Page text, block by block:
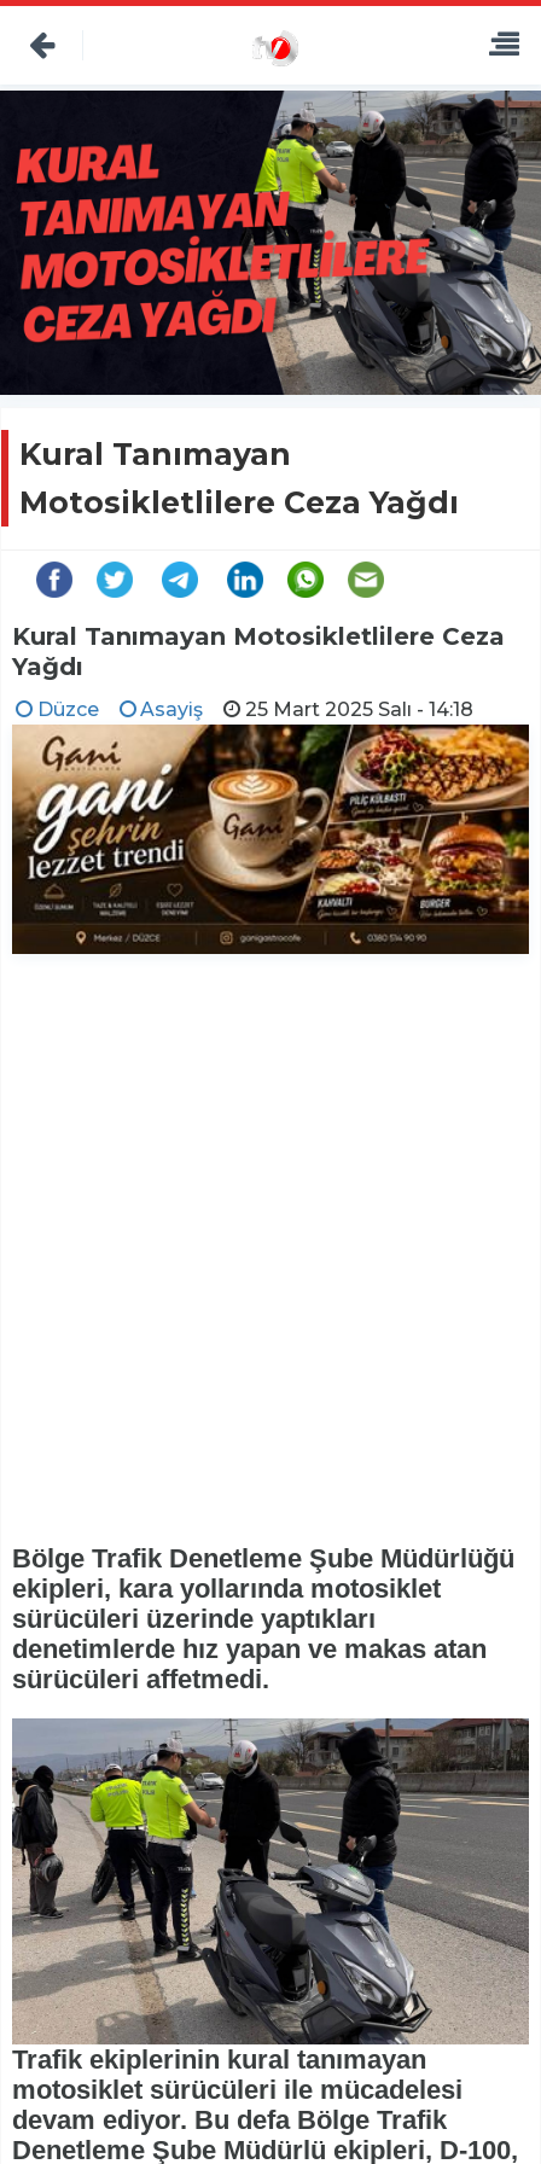
Kural Tanımayan
Motosikletlilere Ceza Yağdı
Kural Tanımayan Motosikletlilere Ceza
Yağdı
Düzce Asayiş 25 Mart 2025 Salı - 14:18
Bölge Trafik Denetleme Şube Müdürlüğü
ekipleri, kara yollarında motosiklet
sürücüleri üzerinde yaptıkları
denetimlerde hız yapan ve makas atan
sürücüleri affetmedi.
Trafik ekiplerinin kural tanımayan
motosiklet sürücüleri ile mücadelesi
devam ediyor. Bu defa Bölge Trafik
Denetleme Şube Müdürlü ekipleri, D-100,